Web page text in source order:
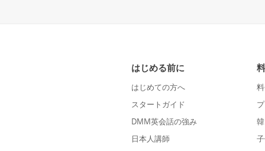
はじめる前に
はじめての方へ
スタートガイド
DMM英会話の強み
日本人講師